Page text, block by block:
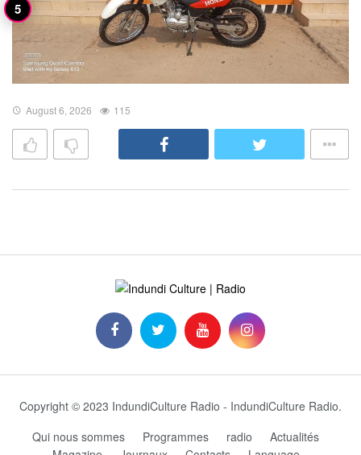
August 6, 2026 115
Copyright © 2023 IndundiCulture Radio - IndundiCulture Radio.
Qui nous sommes
Programmes radio
Actualités